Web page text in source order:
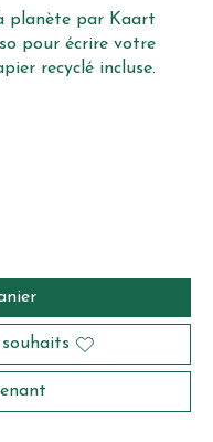
planète par Kaart
pour écrire votre
recyclé incluse.